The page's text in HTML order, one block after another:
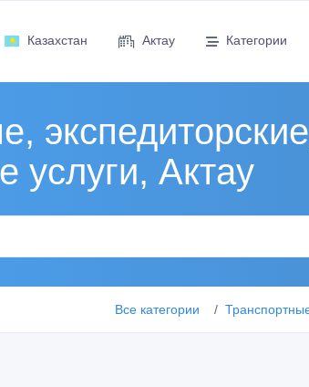
Казахстан Актау Категории
услуги, Актау
Все категории